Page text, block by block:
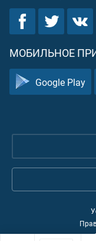
МОБИЛЬНОЕ
Google Play